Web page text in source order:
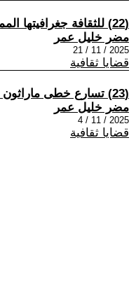
(22) للثقافة جغرافيتها المميزة في كل مكان و زمان
مضر خليل عمر
2025 / 11 / 21
قضايا ثقافية
(23) تسارع خطى ماراثون الحياة
مضر خليل عمر
2025 / 11 / 4
قضايا ثقافية